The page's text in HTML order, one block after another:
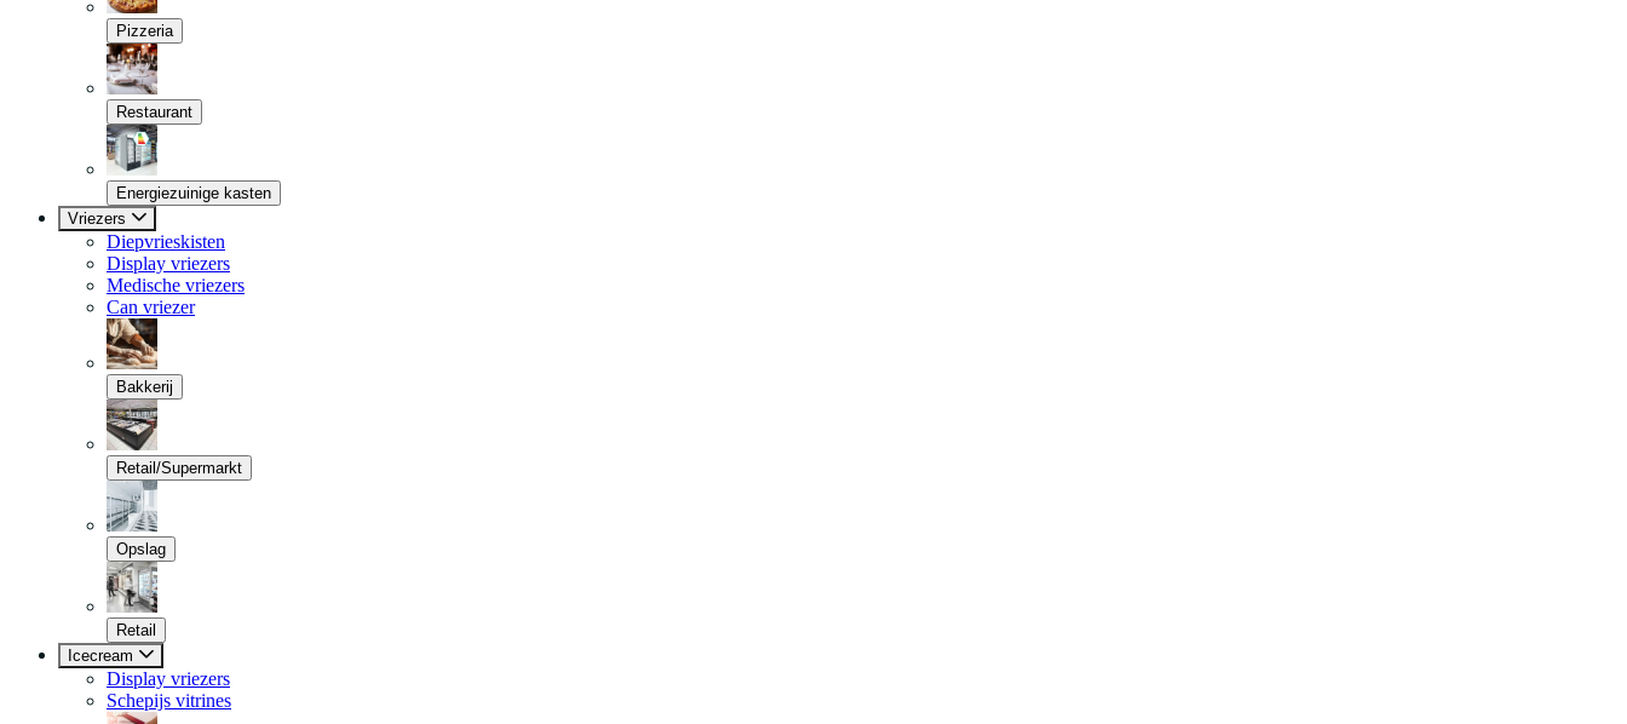
Pizzeria
Restaurant
Energiezuinige kasten
Vriezers
Diepvrieskisten
Display vriezers
Medische vriezers
Can vriezer
Bakkerij
Retail/Supermarkt
Opslag
Retail
Icecream
Display vriezers
Schepijs vitrines